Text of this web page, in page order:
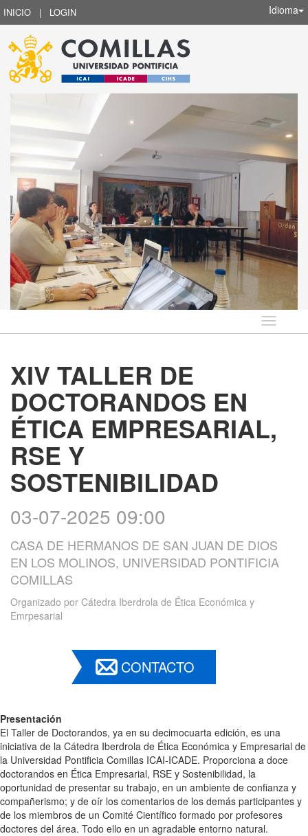
INICIO | LOGIN Idioma
Idioma
XIV TALLER DE
DOCTORANDOS EN
ÉTICA EMPRESARIAL,
RSE Y
SOSTENIBILIDAD
03-07-2025 09:00
CASA DE HERMANOS DE SAN JUAN DE DIOS
EN LOS MOLINOS, UNIVERSIDAD PONTIFICIA
COMILLAS
Organizado por Cátedra Iberdrola de Ética Económica y
Emrpesarial
CONTACTO
Presentación
El Taller de Doctorandos, ya en su decimocuarta edición, es una
iniciativa de la Cátedra Iberdrola de Ética Económica y Empresarial de
la Universidad Pontificia Comillas ICAI-ICADE. Proporciona a doce
doctorandos en Ética Empresarial, RSE y Sostenibilidad, la
oportunidad de presentar su trabajo, en un ambiente de confianza y
compañerismo; y de oír los comentarios de los demás participantes y
de los miembros de un Comité Científico formado por profesores
doctores del área. Todo ello en un agradable entorno natural.